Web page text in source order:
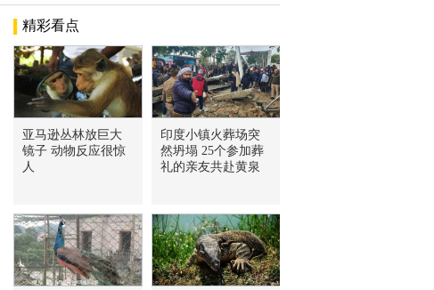
精彩看点
亚马逊丛林放巨大
镜子 动物反应很惊
人
印度小镇火葬场突
然坍塌 25个参加葬
礼的亲友共赴黄泉